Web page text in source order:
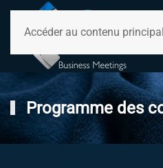
Accéder au contenu principal
Programme des